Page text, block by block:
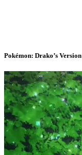
Pokémon: Drako’s Version